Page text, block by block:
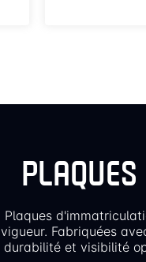
Plaques
vigueur. Fabriquées
durabilité et visibilité